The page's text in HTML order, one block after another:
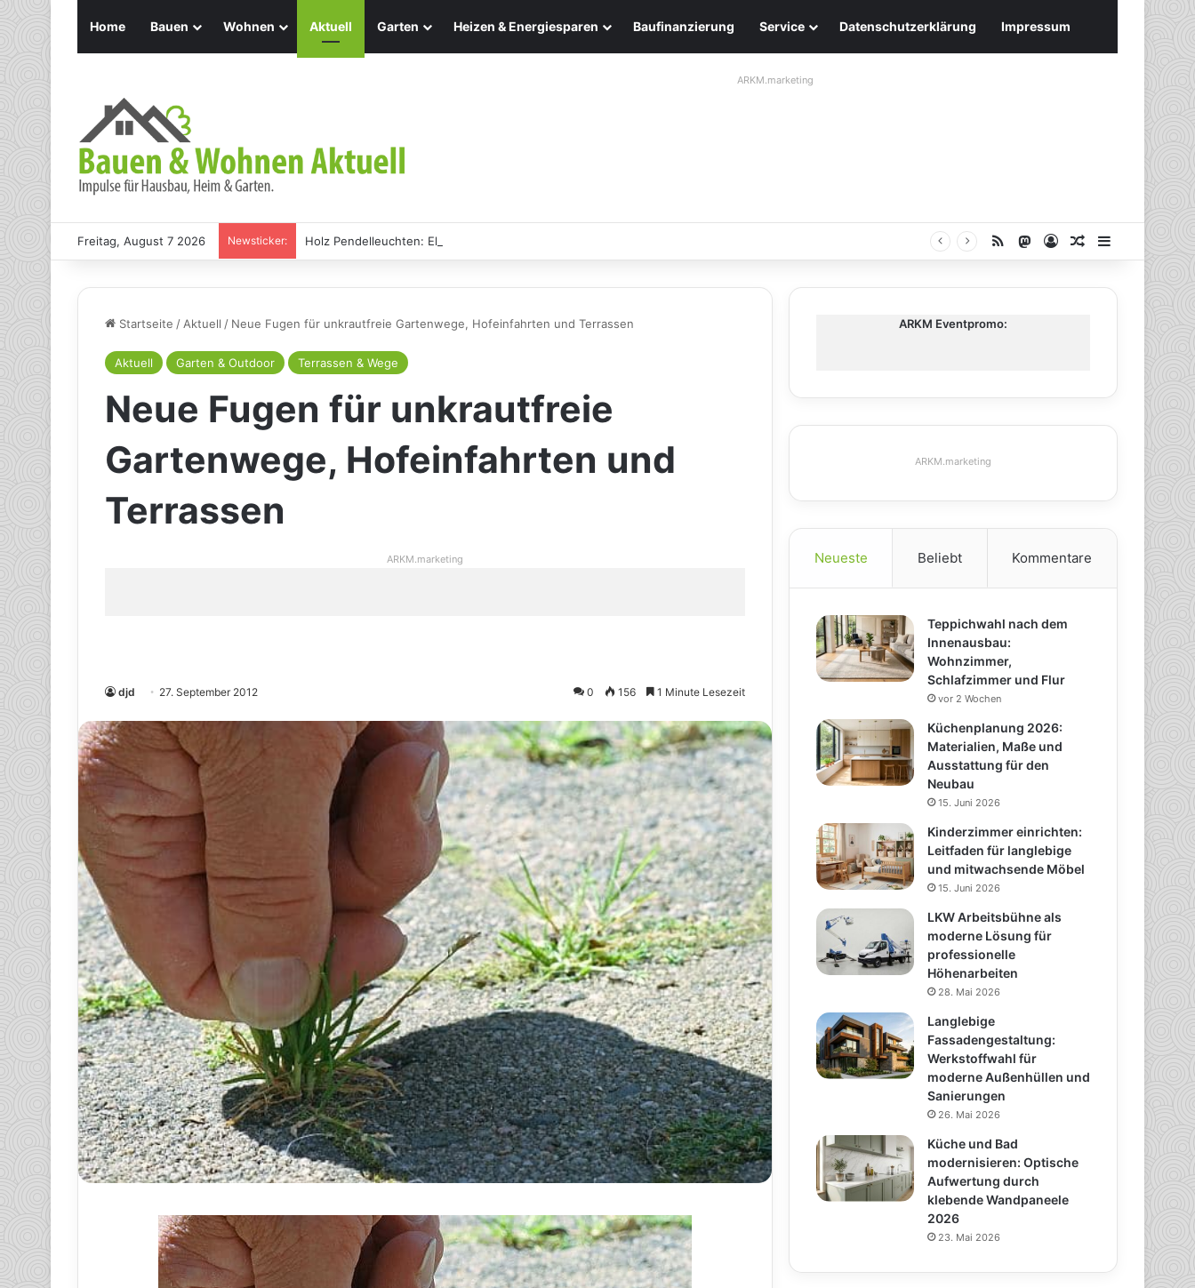
Home Bauen Wohnen Aktuell Garten Heizen & Energiesparen Baufinanzierung Service Datenschutzerklärung Impressum
ARKM.marketing
Freitag, August 7 2026 Newsticker: Holz Pendelleuchten: Eleganz und Nachhaltigkeit für Ihr Zuhause RSS Mastodon
AnmeldenZufälliger
Startseite /Aktuell / Neue Fugen für unkrautfreie Gartenwege, Hofeinfahrten und Terrassen
Aktuell Garten & Outdoor Terrassen & Wege
Neue Fugen für unkrautfreie
Gartenwege, Hofeinfahrten und
Terrassen
ARKM.marketing
djd 27. September 2012 0 156 1 Minute Lesezeit
ARKM Eventpromo:
ARKM.marketing
Neueste Beliebt Kommentare
Teppichwahl nach dem
Innenausbau:
Wohnzimmer,
Schlafzimmer und Flur
vor 2 Wochen
Küchenplanung 2026:
Materialien, Maße und
Ausstattung für den
Neubau
15. Juni 2026
Kinderzimmer einrichten:
Leitfaden für langlebige
und mitwachsende Möbel
15. Juni 2026
LKW Arbeitsbühne als
moderne Lösung für
professionelle
Höhenarbeiten
28. Mai 2026
Langlebige
Fassadengestaltung:
Werkstoffwahl für
moderne Außenhüllen und
Sanierungen
26. Mai 2026
Küche und Bad
modernisieren: Optische
Aufwertung durch
klebende Wandpaneele
2026
23. Mai 2026